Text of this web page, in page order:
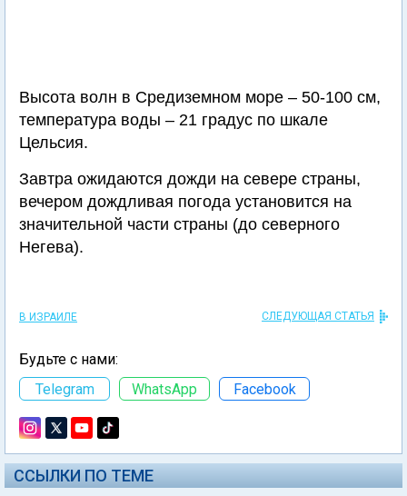
Высота волн в Средиземном море – 50-100 см,
температура воды – 21 градус по шкале
Цельсия.
Завтра ожидаются дожди на севере страны,
вечером дождливая погода установится на
значительной части страны (до северного
Негева).
В ИЗРАИЛЕ СЛЕДУЮЩАЯ СТАТЬЯ
Будьте с нами:
Telegram
WhatsApp Facebook
ССЫЛКИ ПО ТЕМЕ